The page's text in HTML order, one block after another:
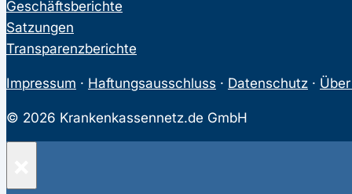
Geschäftsberichte
Satzungen
Transparenzberichte
Impressum · Haftungsausschluss · Datenschutz ·
© 2026 Krankenkassennetz.de GmbH